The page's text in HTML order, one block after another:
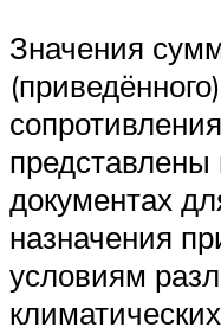
Значения
документах
назначения
условиям